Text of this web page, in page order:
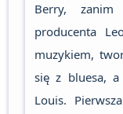
Berry, zanim
producenta
muzykiem,
się z bluesa,
Louis.